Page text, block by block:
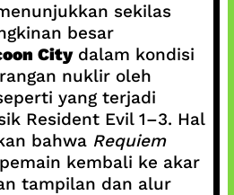
sekilas
besar
Citydalam kondisi
nuklir oleh
yang terjadi
Resident Evil 1–3. Hal
bahwa Requiem
kembali ke akar
tampilan dan alur